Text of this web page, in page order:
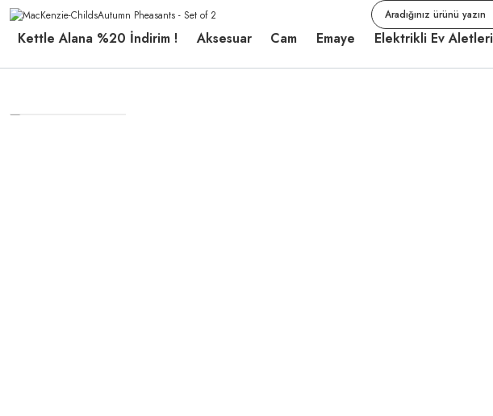
Kettle Alana %20 İndirim ! Aksesuar Cam Emaye Elektrikli Ev Aletleri